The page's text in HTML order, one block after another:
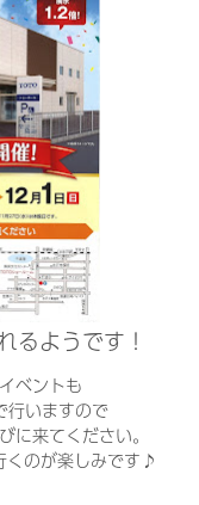
るようです！
ベントも
いますので
に来てください。
くのが楽しみです♪